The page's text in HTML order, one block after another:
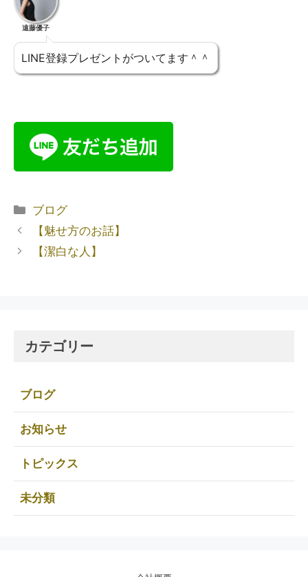
遠藤優子
LINE登録プレゼントがついてます＾＾
ブログ
【魅せ方のお話】
【潔白な人】
カテゴリー
ブログ
お知らせ
トピックス
未分類